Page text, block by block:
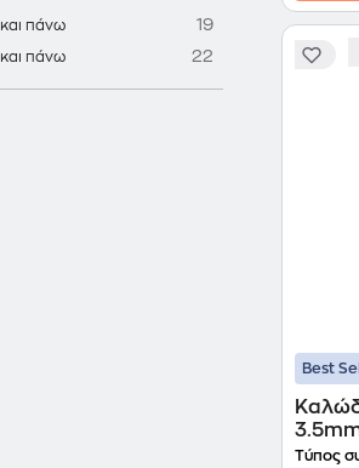
και πάνω 19
και πάνω 22
Best
male
Τύπος